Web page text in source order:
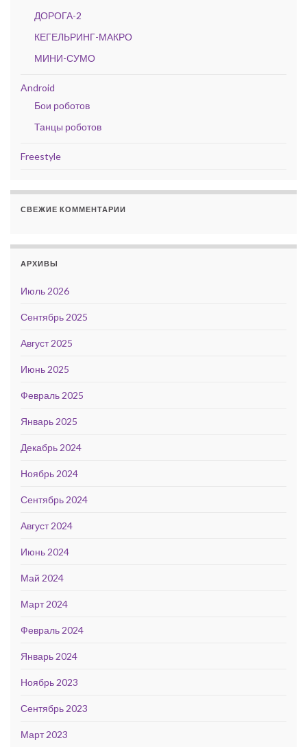
ДОРОГА-2
КЕГЕЛЬРИНГ-МАКРО
МИНИ-СУМО
Android
Бои роботов
Танцы роботов
Freestyle
СВЕЖИЕ КОММЕНТАРИИ
АРХИВЫ
Июль 2026
Сентябрь 2025
Август 2025
Июнь 2025
Февраль 2025
Январь 2025
Декабрь 2024
Ноябрь 2024
Сентябрь 2024
Август 2024
Июнь 2024
Май 2024
Март 2024
Февраль 2024
Январь 2024
Ноябрь 2023
Сентябрь 2023
Март 2023